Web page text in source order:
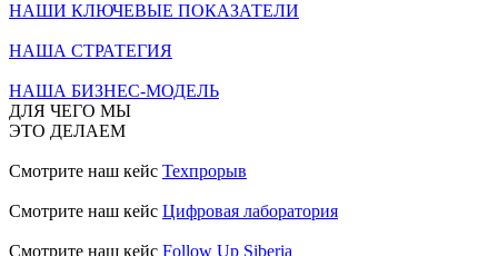
НАШИ КЛЮЧЕВЫЕ ПОКАЗАТЕЛИ
НАША СТРАТЕГИЯ
НАША БИЗНЕС-МОДЕЛЬ
ДЛЯ ЧЕГО МЫ
ЭТО ДЕЛАЕМ
Смотрите наш кейс Техпрорыв
Смотрите наш кейс Цифровая лаборатория
Смотрите наш кейс Follow Up Siberia